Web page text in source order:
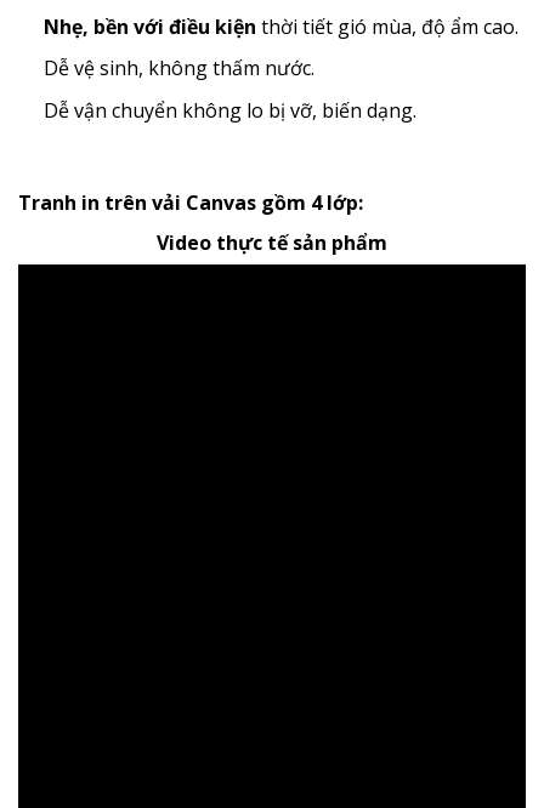
Nhẹ, bền với điều kiện thời tiết gió mùa, độ ẩm cao.
Dễ vệ sinh, không thấm nước.
Dễ vận chuyển không lo bị vỡ, biến dạng.
Tranh in trên vải Canvas gồm 4 lớp:
Video thực tế sản phẩm